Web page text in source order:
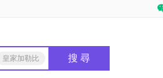
搜 尋
皇家加勒比